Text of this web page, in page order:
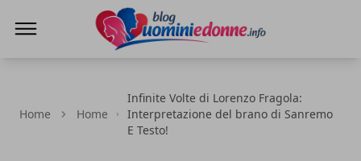
Home Home
Infinite Volte di Lorenzo Fragola:
Interpretazione del brano di Sanremo
E Testo!